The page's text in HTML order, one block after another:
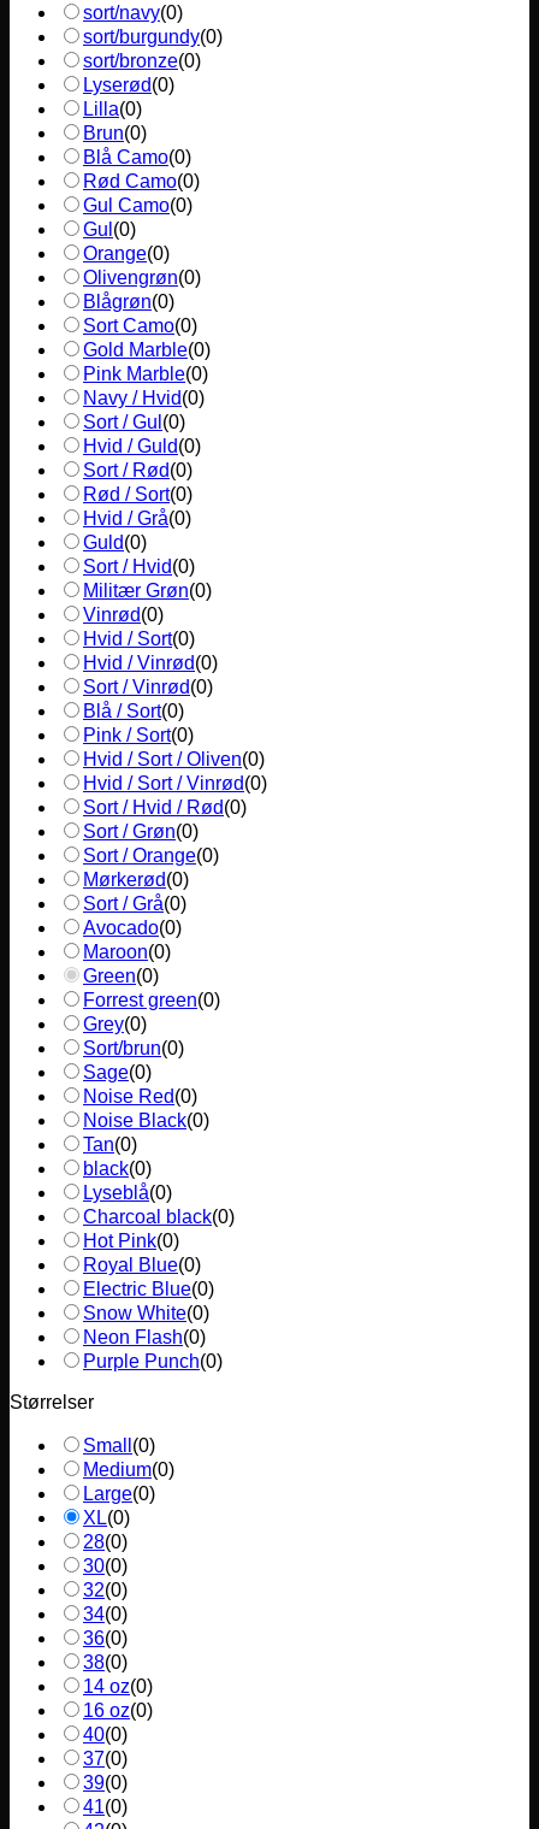
sort/navy(0)
sort/burgundy(0)
sort/bronze(0)
Lyserød(0)
Lilla(0)
Brun(0)
Blå Camo(0)
Rød Camo(0)
Gul Camo(0)
Gul (0)
Orange(0)
Olivengrøn(0)
Blågrøn(0)
Sort Camo(0)
Gold Marble(0)
Pink Marble(0)
Navy / Hvid(0)
Sort / Gul (0)
Hvid / Guld(0)
Sort / Rød(0)
Rød / Sort(0)
Hvid / Grå(0)
Guld(0)
Sort / Hvid(0)
Militær Grøn(0)
Vinrød(0)
Hvid / Sort(0)
Hvid / Vinrød(0)
Sort / Vinrød(0)
Blå / Sort(0)
Pink / Sort(0)
Hvid / Sort / Oliven(0)
Hvid / Sort / Vinrød(0)
Sort / Hvid / Rød(0)
Sort / Grøn(0)
Sort / Orange(0)
Mørkerød(0)
Sort / Grå(0)
Avocado(0)
Maroon(0)
Green(0)
Forrest green(0)
Grey(0)
Sort/brun(0)
Sage(0)
Noise Red(0)
Noise Black(0)
Tan(0)
black(0)
Lyseblå(0)
Charcoal black(0)
Hot Pink(0)
Royal Blue(0)
Electric Blue(0)
Snow White(0)
Neon Flash(0)
Purple Punch(0)
Størrelser
Small (0)
Medium(0)
Large(0)
XL(0)
28(0)
30(0)
32(0)
34(0)
36(0)
38(0)
14 oz(0)
16 oz(0)
40(0)
37(0)
39(0)
41(0)